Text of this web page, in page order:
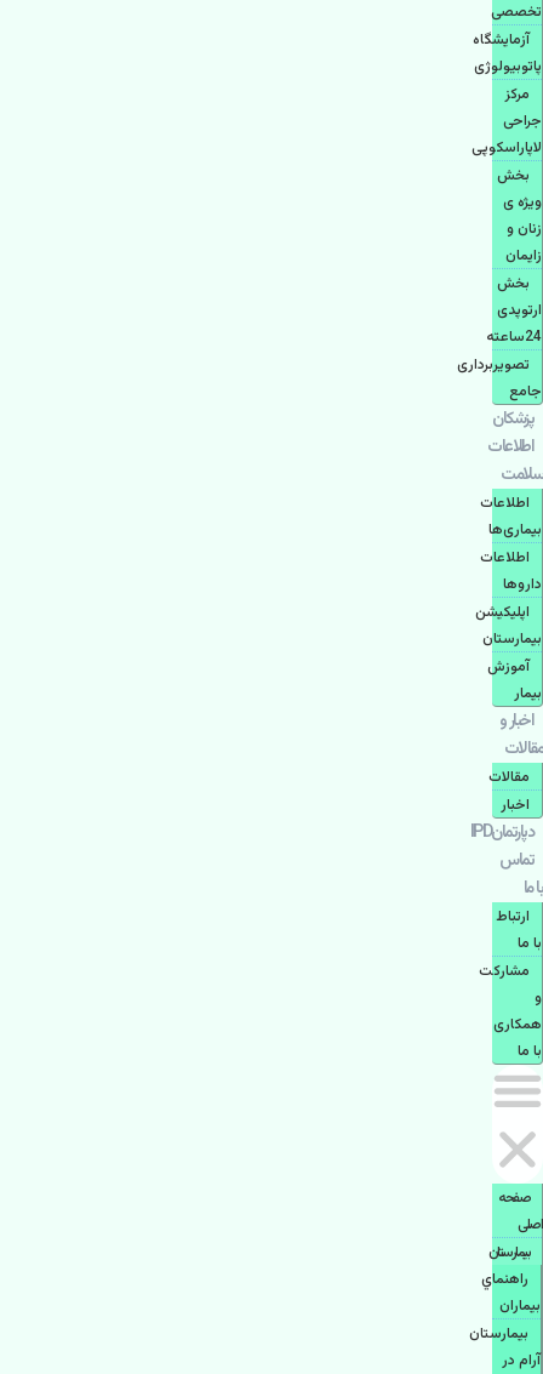
تخصصی
آزمایشگاه
پاتوبیولوژی
مرکز
جراحی
لاپاراسکوپی
بخش
ویژه ی
زنان و
زایمان
بخش
ارتوپدی
24ساعته
تصویربرداری
جامع
پزشكان
اطلاعات
سلامت
اطلاعات
بیماری‌ها
اطلاعات
دارو‌ها
اپليكيشن
بيمارستان
آموزش
بیمار
اخبار و
مقالات
مقالات
اخبار
دپارتمانIPD
تماس
با ما
ارتباط
با ما
مشاركت
و
همكاری
با ما
صفحه
اصلی
بيمارستان
راهنماي
بیماران
بیمارستان
آرام در